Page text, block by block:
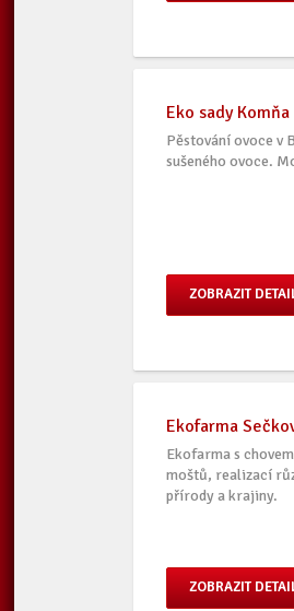
Eko sady Komňa
Pěstování ovoce v
sušeného ovoce.
ZOBRAZIT
Ekofarma
Ekofarma s
moštů, realizací
přírody a krajiny.
ZOBRAZIT